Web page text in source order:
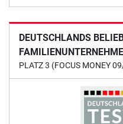
DEUTSCHLANDS
PLATZ 3 (FOCUS MONEY